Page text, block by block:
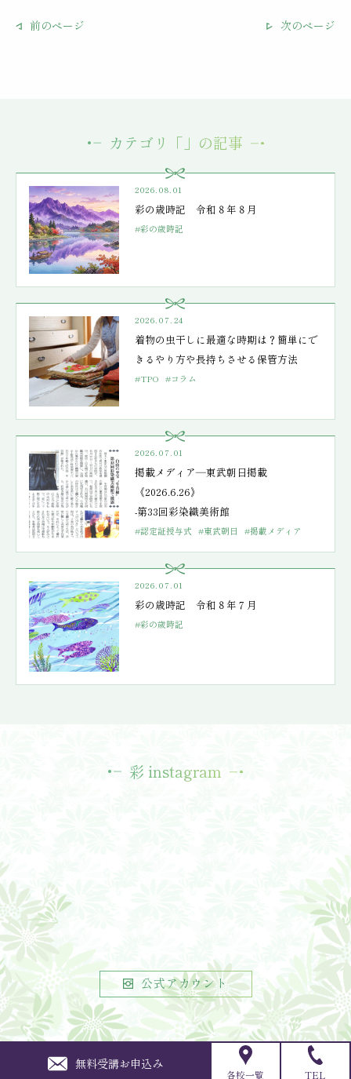
前のページ 次のページ
カテゴリ「」の記事
2026.08.01
彩の歳時記 令和８年８月
#彩の歳時記
2026.07.24
着物の虫干しに最適な時期は？簡単にで
きるやり方や長持ちさせる保管方法
#TPO #コラム
2026.07.01
掲載メディア―東武朝日掲載
《2026.6.26》
-第33回彩染織美術館
#認定証授与式 #東武朝日 #掲載メディア
2026.07.01
彩の歳時記 令和８年７月
#彩の歳時記
彩 instagram
公式アカウント
無料受講お申込み
各校一覧 TEL
PAGE TOP
きもの着付け教室【彩きもの学院】SAI KIMONO-